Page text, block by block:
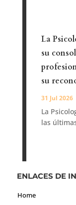
La
su
su
31 Jul 2026
La
las
ENLACES DE
Home